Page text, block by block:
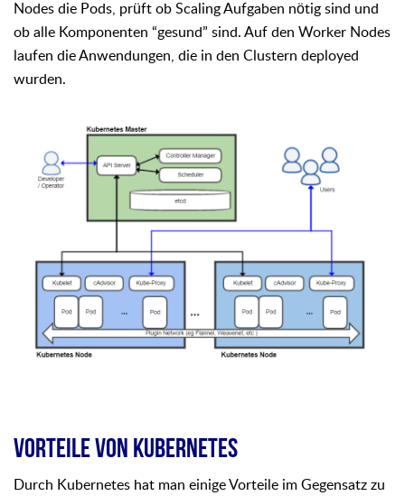
Nodes die Pods, prüft ob Scaling Aufgaben nötig sind und
ob alle Komponenten “gesund” sind. Auf den Worker Nodes
laufen die Anwendungen, die in den Clustern deployed
wurden.
VORTEILE VON KUBERNETES
Durch Kubernetes hat man einige Vorteile im Gegensatz zu